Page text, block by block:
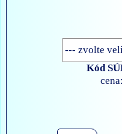
Kód
cena: